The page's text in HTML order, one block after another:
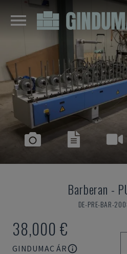
Barberan -
DE-PRE-BAR-
38,000 €
GINDUMAC ÁR